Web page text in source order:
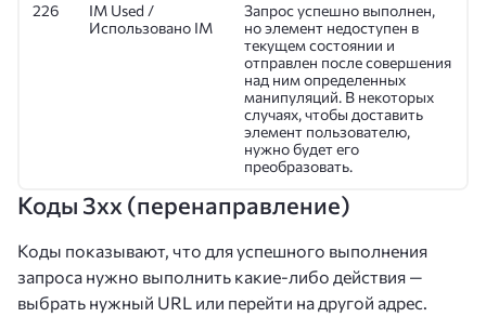
226
IM Used /
Использовано IM
Запрос успешно выполнен,
но элемент недоступен в
текущем состоянии и
отправлен после совершения
над ним определенных
манипуляций. В некоторых
случаях, чтобы доставить
элемент пользователю,
нужно будет его
преобразовать.
Коды 3xx (перенаправление)
Коды показывают, что для успешного выполнения
запроса нужно выполнить какие-либо действия —
выбрать нужный URL или перейти на другой адрес.